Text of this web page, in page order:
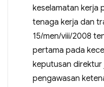
keselamatan kerja
tenaga kerja dan
15/men/viii/2008
pertama pada
keputusan direktur
pengawasan